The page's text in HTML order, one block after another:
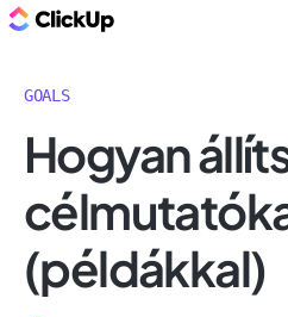
GOALS
Hogyan
(példákkal)